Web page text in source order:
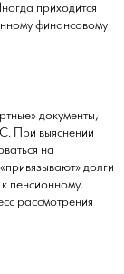
приходится
финансовому
документы,
При выяснении
на
долги
пенсионному.
рассмотрения